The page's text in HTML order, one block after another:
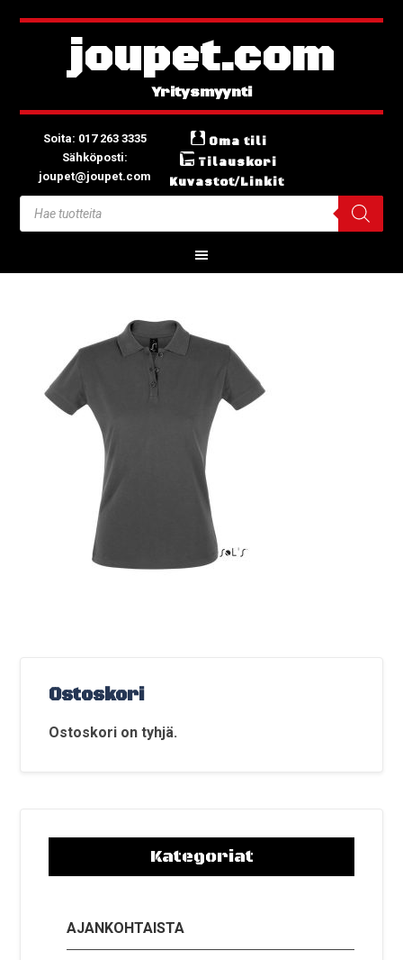
joupet.com
Soita: 017 263 3335
Sähköposti:
joupet@joupet.com
Oma tili
Tilauskori
Kuvastot/Linkit
Ostoskori
Ostoskori on tyhjä.
Kategoriat
AJANKOHTAISTA